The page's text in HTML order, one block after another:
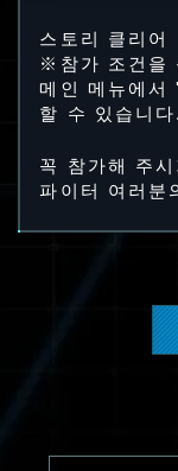
스토리 클리어
※참가 조건을
메인 메뉴에서
할 수 있습니다.
꼭 참가해 주
파이터 여러분